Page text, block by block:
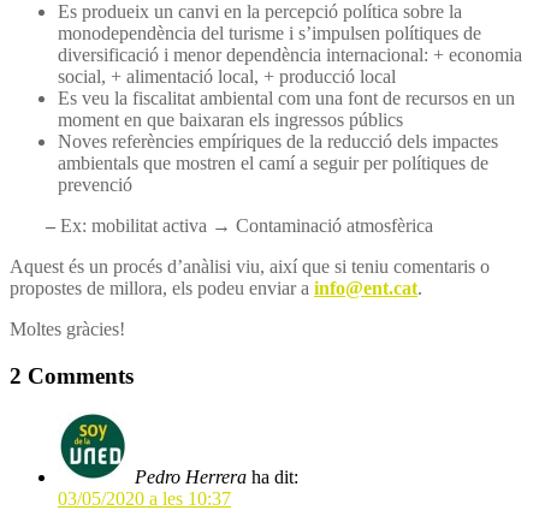
Es produeix un canvi en la percepció política sobre la
monodependència del turisme i s’impulsen polítiques de
diversificació i menor dependència internacional: + economia
social, + alimentació local, + producció local
Es veu la fiscalitat ambiental com una font de recursos en un
moment en que baixaran els ingressos públics
Noves referències empíriques de la reducció dels impactes
ambientals que mostren el camí a seguir per polítiques de
prevenció
– Ex: mobilitat activa → Contaminació atmosfèrica
Aquest és un procés d’anàlisi viu, així que si teniu comentaris o
propostes de millora, els podeu enviar a info@ent.cat.
Moltes gràcies!
2 Comments
Pedro Herrera ha dit:
03/05/2020 a les 10:37